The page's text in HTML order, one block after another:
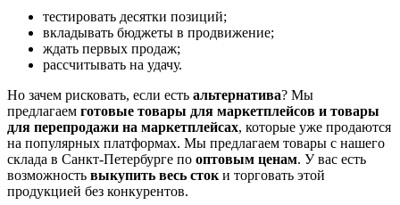
тестировать десятки позиций;
вкладывать бюджеты в продвижение;
ждать первых продаж;
рассчитывать на удачу.
Но зачем рисковать, если есть альтернатива? Мы
предлагаем готовые товары для маркетплейсов и товары
для перепродажи на маркетплейсах, которые уже продаются
на популярных платформах. Мы предлагаем товары с нашего
склада в Санкт-Петербурге по оптовым ценам. У вас есть
возможность выкупить весь сток и торговать этой
продукцией без конкурентов.